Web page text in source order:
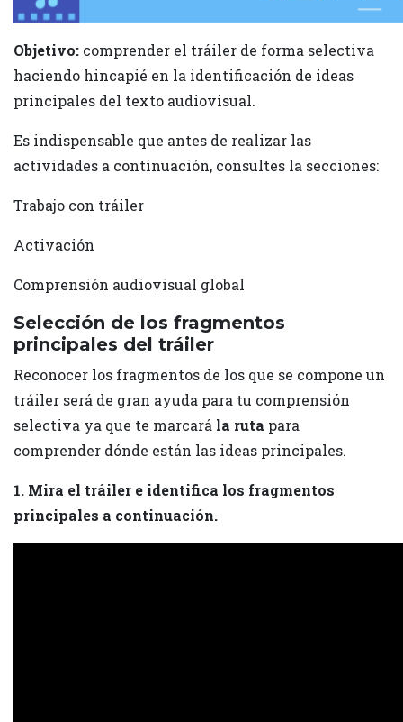
Objetivo: comprender el tráiler de forma selectiva
haciendo hincapié en la identificación de ideas
principales del texto audiovisual.
Es indispensable que antes de realizar las
actividades a continuación, consultes la secciones:
Trabajo con tráiler
Activación
Comprensión audiovisual global
Selección de los fragmentos
principales del tráiler
Reconocer los fragmentos de los que se compone un
tráiler será de gran ayuda para tu comprensión
selectiva ya que te marcará la ruta para
comprender dónde están las ideas principales.
1. Mira el tráiler e identifica los fragmentos
principales a continuación.